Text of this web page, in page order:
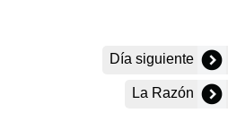
Día siguiente
La Razón